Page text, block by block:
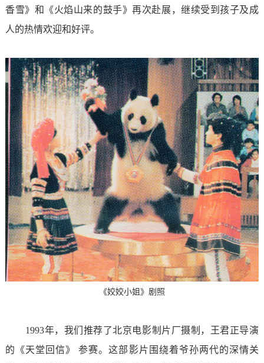
香雪》和《火焰山来的鼓手》再次赴展，继续受到孩子及成
人的热情欢迎和好评。
《姣姣小姐》剧照
1993年，我们推荐了北京电影制片厂摄制，王君正导演
的《天堂回信》 参赛。这部影片围绕着爷孙两代的深情关